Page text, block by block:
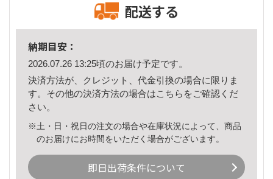
配送する
納期目安：
2026.07.26 13:25頃のお届け予定です。
決済方法が、クレジット、代金引換の場合に限りま
す。その他の決済方法の場合はこちら をご確認くだ
さい。
※土・日・祝日の注文の場合や在庫状況によって、商品
のお届けにお時間をいただく場合がございます。
即日出荷条件について